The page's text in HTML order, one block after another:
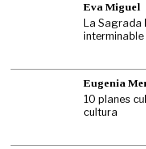
Eva Miguel
La Sagrada
interminable
Eugenia
10 planes
cultura